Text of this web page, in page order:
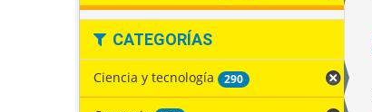
CATEGORÍAS
Ciencia y tecnología 290